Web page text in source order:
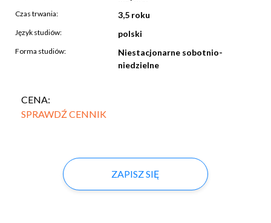
Czas trwania: 3,5 roku
Język studiów: polski
Forma studiów:
Niestacjonarne sobotnio-
niedzielne
CENA:
SPRAWDŹ CENNIK
ZAPISZ SIĘ